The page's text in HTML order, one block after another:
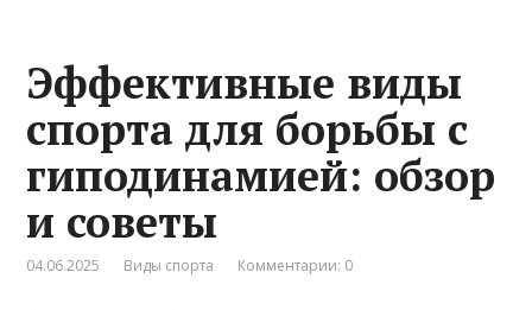
Эффективные виды
спорта для борьбы с
гиподинамией: обзор
и советы
04.06.2025 Виды спорта Комментарии: 0